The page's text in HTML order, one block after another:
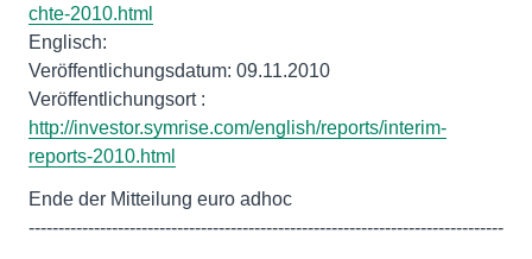
chte-2010.html
Englisch:
Veröffentlichungsdatum: 09.11.2010
http://investor.symrise.com/english/reports/interim-
reports-2010.html
Ende der Mitteilung euro adhoc
--------------------------------------------------------------------------------